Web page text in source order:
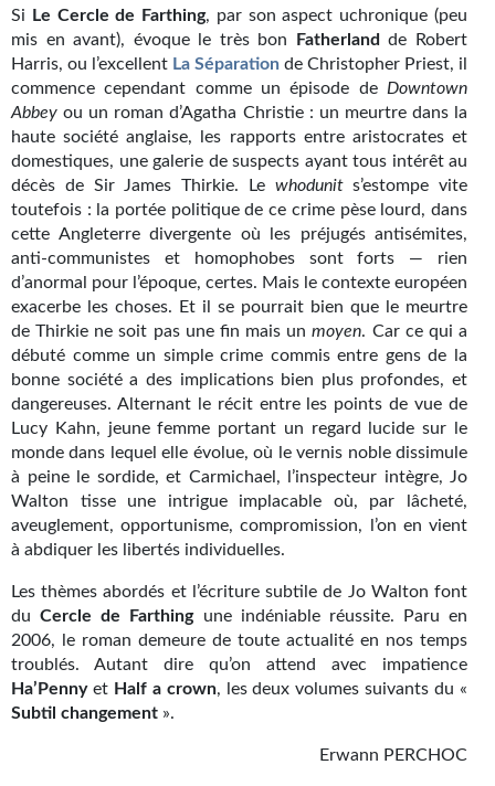
En numérique
S'abonner
Les critiques
Le blog
Le prix des lecteurs
GOODIES
Goodies Gotland
Tirages d’art Une Heure-Lumière
PLUS
À paraître
Revue de presse
Récompenses
Le Bélial' sur Youtube
LE BLOG BIFROST
Tous les articles
Si Le Cercle de Farthing, par son aspect uchronique (peu
mis en avant), évoque le très bon
Fatherland de Robert
Harris, ou l’excellent La Séparation de Christopher Priest, il
commence cependant comme un épisode de Downtown
Abbey ou un roman d’Agatha Christie : un meurtre dans la
haute société anglaise, les rapports entre aristocrates et
domestiques, une galerie de suspects ayant tous intérêt au
décès de Sir James Thirkie. Le whodunits’estompe vite
toutefois : la portée politique de ce crime pèse lourd, dans
cette Angleterre divergente où les préjugés antisémites,
anti-communistes et homophobes sont forts — rien
d’anormal pour l’époque, certes. Mais le contexte européen
exacerbe les choses. Et il se pourrait bien que le meurtre
de Thirkie ne soit pas une fin mais unmoyen. Car ce qui a
débuté comme un simple crime commis entre gens de la
bonne société a des implications bien plus profondes, et
dangereuses. Alternant le récit entre les points de vue de
Lucy Kahn, jeune femme portant un regard lucide sur le
monde dans lequel elle évolue, où le vernis noble dissimule
à peine le sordide, et Carmichael, l’inspecteur intègre, Jo
Walton tisse une intrigue implacable où, par lâcheté,
aveuglement, opportunisme, compromission, l’on en vient
à abdiquer les libertés individuelles.
Les thèmes abordés et l’écriture subtile de Jo Walton font
duCercle de Farthingune indéniable réussite. Paru en
2006, le roman demeure de toute actualité en nos temps
troublés. Autant dire qu’on attend avec impatience
Ha’Pennyet Half a crown, les deux volumes suivants du «
Subtil changement ».
Erwann PERCHOC